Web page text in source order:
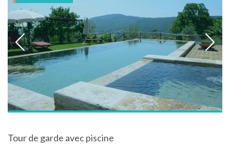
Tour de garde avec piscine